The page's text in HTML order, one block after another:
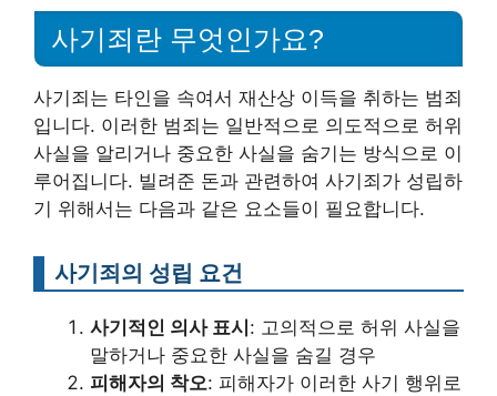
사기죄란 무엇인가요?
사기죄는 타인을 속여서 재산상 이득을 취하는 범죄
입니다. 이러한 범죄는 일반적으로 의도적으로 허위
사실을 알리거나 중요한 사실을 숨기는 방식으로 이
루어집니다. 빌려준 돈과 관련하여 사기죄가 성립하
기 위해서는 다음과 같은 요소들이 필요합니다.
사기죄의 성립 요건
사기적인 의사 표시 : 고의적으로 허위 사실을
말하거나 중요한 사실을 숨길 경우
피해자의 착오: 피해자가 이러한 사기 행위로